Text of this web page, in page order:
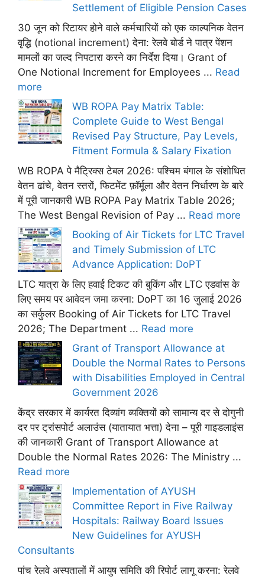
Settlement of Eligible Pension Cases
30 जून को रिटायर होने वाले कर्मचारियों को एक काल्पनिक वेतन
वृद्धि (notional increment) देना: रेलवे बोर्ड ने पात्र पेंशन
मामलों का जल्द निपटारा करने का निर्देश दिया। Grant of
One Notional Increment for Employees ... Read
more
WB ROPA Pay Matrix Table:
Complete Guide to West Bengal
Revised Pay Structure, Pay Levels,
Fitment Formula & Salary Fixation
WB ROPA पे मैट्रिक्स टेबल 2026: पश्चिम बंगाल के संशोधित
वेतन ढांचे, वेतन स्तरों, फिटमेंट फ़ॉर्मूला और वेतन निर्धारण के बारे
में पूरी जानकारी WB ROPA Pay Matrix Table 2026;
The West Bengal Revision of Pay ... Read more
Booking of Air Tickets for LTC Travel
and Timely Submission of LTC
Advance Application: DoPT
LTC यात्रा के लिए हवाई टिकट की बुकिंग और LTC एडवांस के
लिए समय पर आवेदन जमा करना: DoPT का 16 जुलाई 2026
का सर्कुलर Booking of Air Tickets for LTC Travel
2026; The Department ... Read more
Grant of Transport Allowance at
Double the Normal Rates to Persons
with Disabilities Employed in Central
Government 2026
केंद्र सरकार में कार्यरत दिव्यांग व्यक्तियों को सामान्य दर से दोगुनी
दर पर ट्रांसपोर्ट अलाउंस (यातायात भत्ता) देना – पूरी गाइडलाइंस
की जानकारी Grant of Transport Allowance at
Double the Normal Rates 2026: The Ministry ...
Read more
Implementation of AYUSH
Committee Report in Five Railway
Hospitals: Railway Board Issues
New Guidelines for AYUSH
Consultants
पांच रेलवे अस्पतालों में आयुष समिति की रिपोर्ट लागू करना: रेलवे